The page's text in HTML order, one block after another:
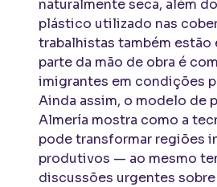
naturalmente seca, além
plástico utilizado nas
trabalhistas também estão
parte da mão de obra é
imigrantes em condições
Ainda assim, o modelo de
Almería mostra como a
pode transformar regiões
produtivos — ao mesmo
discussões urgentes